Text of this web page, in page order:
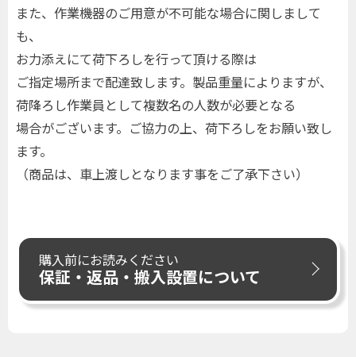
また、作業機器のご用意が不可能な場合に関しまして
も、
お力添えにて荷下ろしを行って頂ける際は
ご指定場所まで配達致します。製品重量によりますが、
荷降ろし作業員として複数名の人数が必要となる
場合がございます。ご協力の上、荷下ろしをお願い致し
ます。
（商品は、車上渡しとなります事をご了承下さい）
購入前にお読みください
保証・返品・搬入設置について